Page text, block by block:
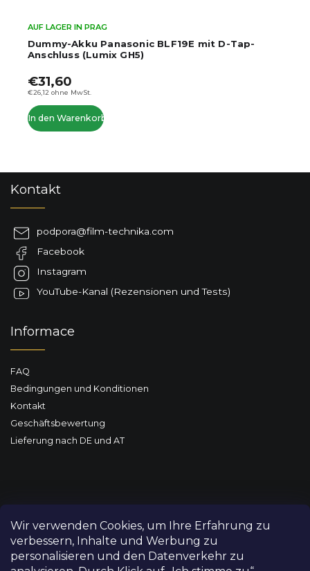
Wir verwenden Cookies, um Ihre Erfahrung zu
verbessern, Inhalte und Werbung zu
personalisieren und den Datenverkehr zu
Dummy-Akku Panasonic BLF19E mit D-Tap-
Anschluss (Lumix GH5)
AUF LAGER IN PRAG
€26,12 ohne MwSt.
€31,60
In den Warenkorb
Kontakt
podpora@film-technika.com
Facebook
Instagram
YouTube-Kanal (Rezensionen und Tests)
Informace
FAQ
Bedingungen und Konditionen
Kontakt
Geschäftsbewertung
Lieferung nach DE und AT